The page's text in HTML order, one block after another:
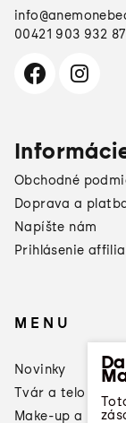
info@
00421 903 932
Obchodné
Doprava a
Napíšte nám
Prihlásenie
MENU
Novinky
Tvár a telo
Make-up a laky